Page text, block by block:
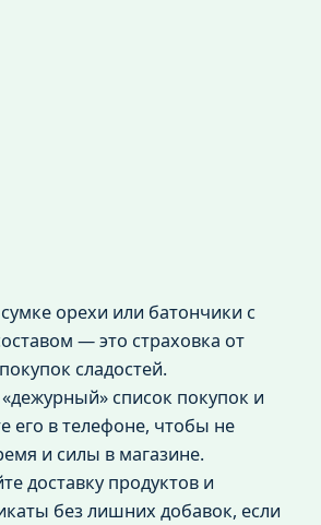
орехи или батончики с
— это страховка от
сладостей.
«дежурный» список покупок и
его в телефоне, чтобы не
и силы в магазине.
доставку продуктов и
без лишних добавок, если